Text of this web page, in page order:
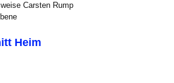
Carsten Rump
Heim